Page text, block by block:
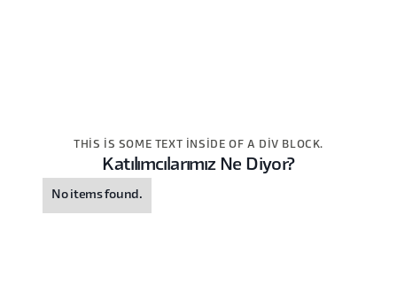
THIS IS SOME TEXT INSIDE OF A DIV BLOCK.
Katılımcılarımız Ne Diyor?
No items found.